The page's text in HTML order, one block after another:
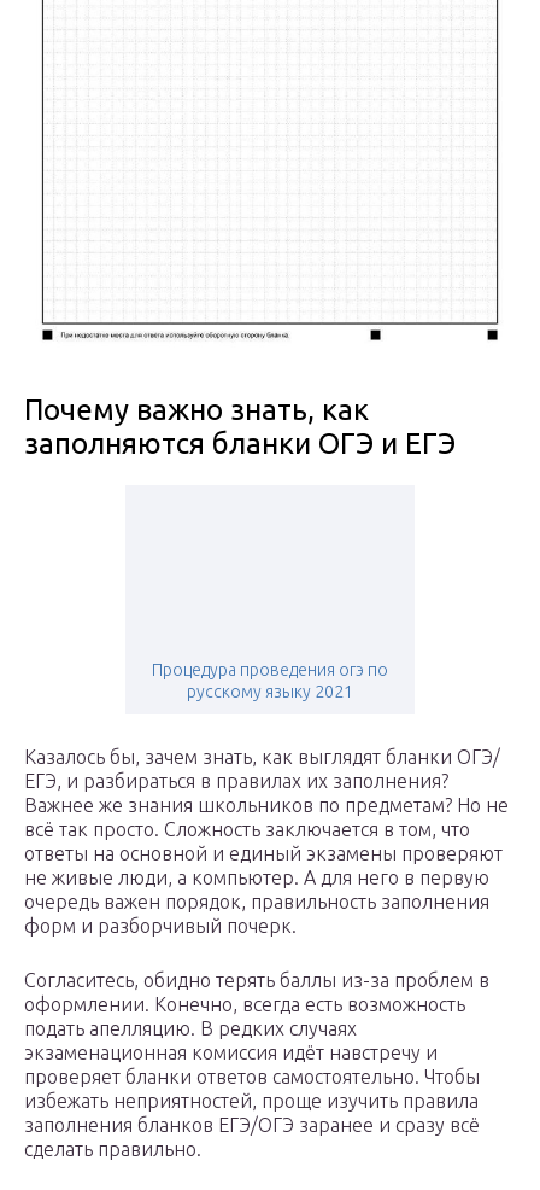
Почему важно знать, как
заполняются бланки ОГЭ и ЕГЭ
Процедура проведения огэ по
русскому языку 2021
Казалось бы, зачем знать, как выглядят бланки ОГЭ/
ЕГЭ, и разбираться в правилах их заполнения?
Важнее же знания школьников по предметам? Но не
всё так просто. Сложность заключается в том, что
ответы на основной и единый экзамены проверяют
не живые люди, а компьютер. А для него в первую
очередь важен порядок, правильность заполнения
форм и разборчивый почерк.
Согласитесь, обидно терять баллы из-за проблем в
оформлении. Конечно, всегда есть возможность
подать апелляцию. В редких случаях
экзаменационная комиссия идёт навстречу и
проверяет бланки ответов самостоятельно. Чтобы
избежать неприятностей, проще изучить правила
заполнения бланков ЕГЭ/ОГЭ заранее и сразу всё
сделать правильно.